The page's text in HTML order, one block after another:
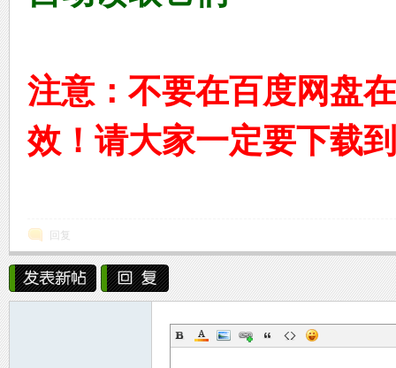
注意：不要在百度网盘
效！请大家一定要下载
回复